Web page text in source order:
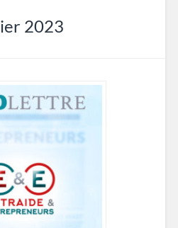
2023